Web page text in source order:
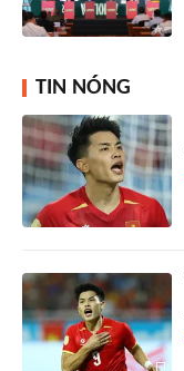
TIN NÓNG